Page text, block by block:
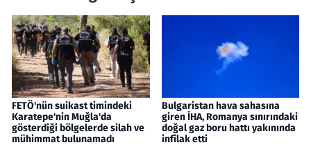
FETÖ'nün suikast timindeki
Karatepe'nin Muğla'da
gösterdiği bölgelerde silah ve
mühimmat bulunamadı
Bulgaristan hava sahasına
giren İHA, Romanya sınırındaki
doğal gaz boru hattı yakınında
infilak etti